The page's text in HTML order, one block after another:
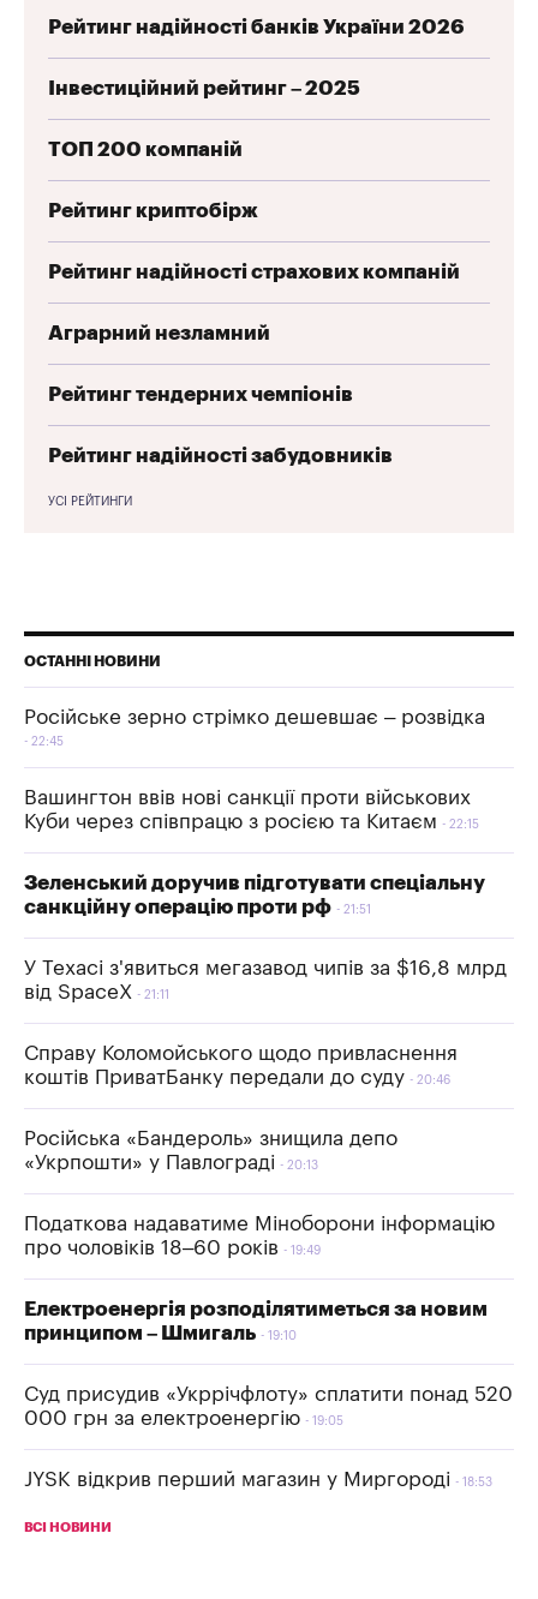
Рейтинг надійності банків України 2026
Інвестиційний рейтинг – 2025
ТОП 200 компаній
Рейтинг криптобірж
Рейтинг надійності страхових компаній
Аграрний незламний
Рейтинг тендерних чемпіонів
Рейтинг надійності забудовників
УСІ РЕЙТИНГИ
ОСТАННІ НОВИНИ
Російське зерно стрімко дешевшає – розвідка
22:45
Вашингтон ввів нові санкції проти військових
Куби через співпрацю з росією та Китаєм
22:15
Зеленський доручив підготувати спеціальну
санкційну операцію проти рф
21:51
У Техасі з'явиться мегазавод чипів за $16,8 млрд
від SpaceX
21:11
Справу Коломойського щодо привласнення
коштів ПриватБанку передали до суду
20:46
Російська «Бандероль» знищила депо
«Укрпошти» у Павлограді
20:13
Податкова надаватиме Міноборони інформацію
про чоловіків 18–60 років
19:49
Електроенергія розподілятиметься за новим
принципом – Шмигаль
19:10
Суд присудив «Укррічфлоту» сплатити понад 520
000 грн за електроенергію
19:05
JYSK відкрив перший магазин у Миргороді 18:53
ВСІ НОВИНИ